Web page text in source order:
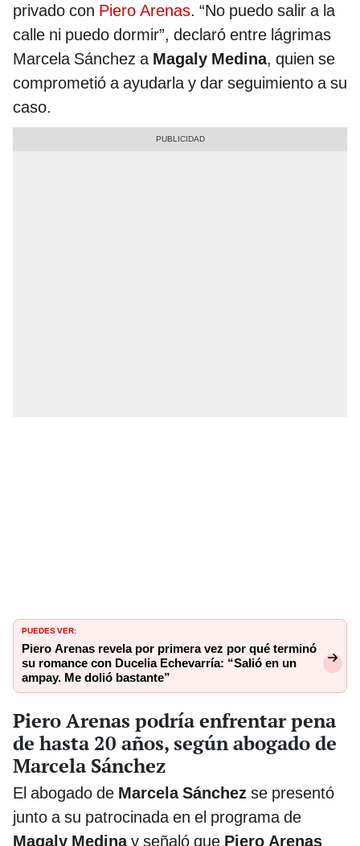
privado con Piero Arenas. “No puedo salir a la
calle ni puedo dormir”, declaró entre lágrimas
Marcela Sánchez a Magaly Medina, quien se
comprometió a ayudarla y dar seguimiento a su
caso.
PUEDES VER:
Piero Arenas revela por primera vez por qué terminó
su romance con Ducelia Echevarría: “Salió en un
ampay. Me dolió bastante”
Piero Arenas podría enfrentar pena
de hasta 20 años, según abogado de
Marcela Sánchez
El abogado de Marcela Sánchez se presentó
junto a su patrocinada en el programa de
Magaly Medinay señaló que Piero Arenas